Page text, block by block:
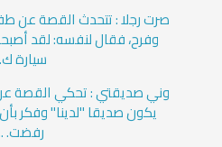
صرت رجلا : تتحدث القصة عن
وفرح، فقال لنفسه: لقد
سيارة
وني صديقتي : تحكي القصة
يكون صديقا "لدينا" وفكر
رفضت.